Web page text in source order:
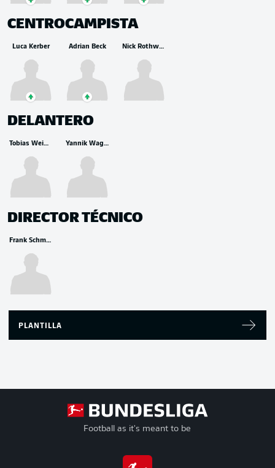
CENTROCAMPISTA
Luca Kerber Adrian Beck Nick Rothweiler
DELANTERO
Tobias Weigel Yannik Wagner
DIRECTOR TÉCNICO
Frank Schmidt
PLANTILLA
Football as it's meant to be